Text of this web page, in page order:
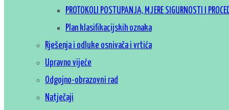
PROTOKOLI POSTUPANJA, MJERE SIGURNOSTI I
Plan klasifikacijskih oznaka
Rješenja i odluke osnivača i vrtića
Upravno vijeće
Odgojno-obrazovni rad
Natječaji